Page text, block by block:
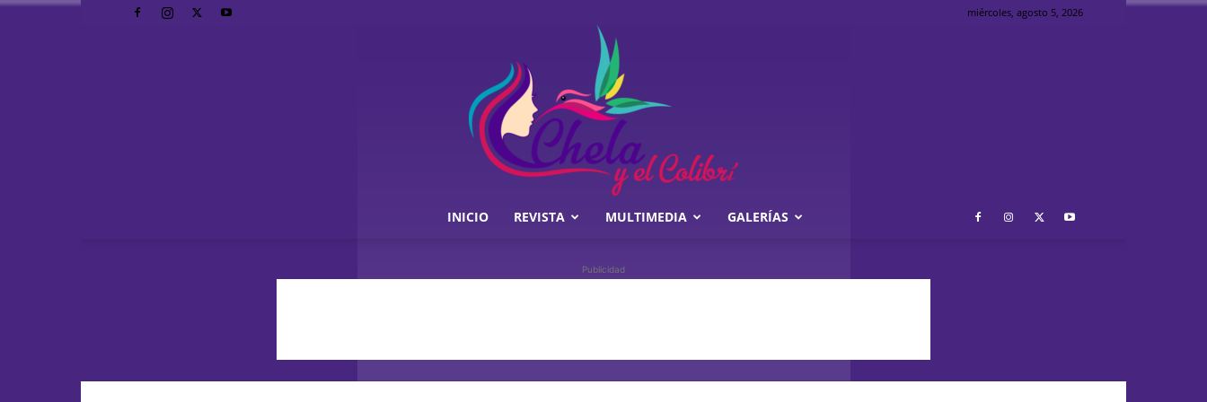
miércoles, agosto 5, 2026
INICIO REVISTA MULTIMEDIA GALERÍAS
Publicidad